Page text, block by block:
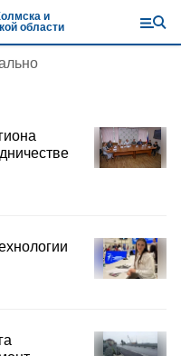
и
области